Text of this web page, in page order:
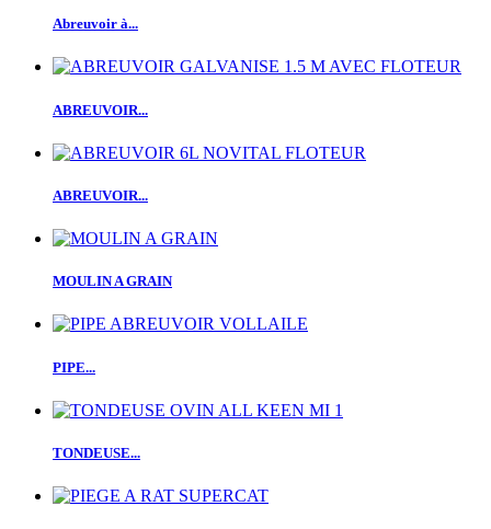
Abreuvoir à...
ABREUVOIR...
ABREUVOIR...
MOULIN A GRAIN
PIPE...
TONDEUSE...